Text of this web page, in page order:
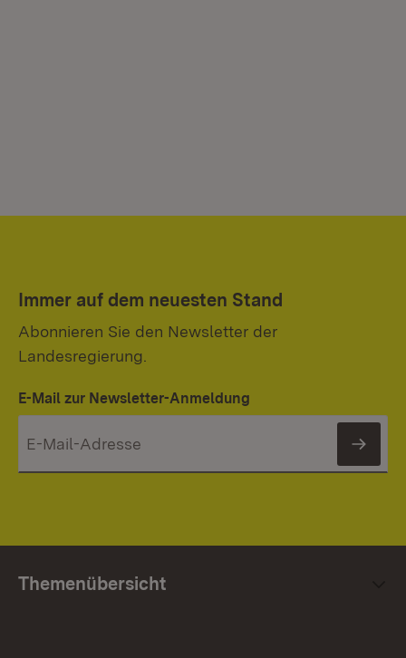
Immer auf dem neuesten Stand
Abonnieren Sie den Newsletter der
Landesregierung.
E-Mail zur Newsletter-Anmeldung
Themenübersicht